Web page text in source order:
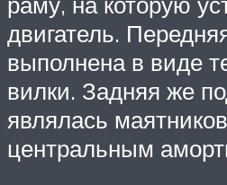
двигатель.
выполнена в виде
вилки. Задняя же
являлась
центральным